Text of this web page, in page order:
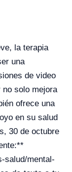
la terapia
una
de video
no solo mejora
ofrece una
en su salud
30 de octubre
salud/mental-